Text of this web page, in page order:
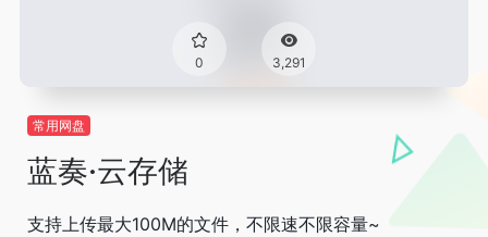
0 3,291
常用网盘
蓝奏·云存储
支持上传最大100M的文件，不限速不限容量~